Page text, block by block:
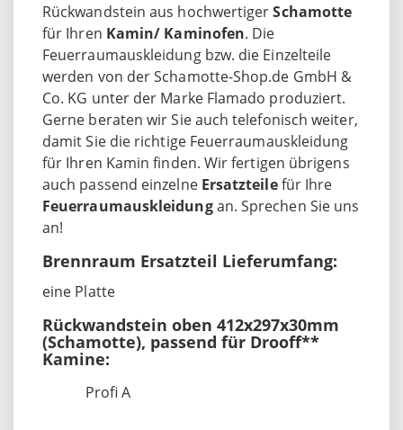
Rückwandstein aus hochwertigerSchamotte
für Ihren Kamin/ Kaminofen. Die
Feuerraumauskleidung bzw. die Einzelteile
werden von der Schamotte-Shop.de GmbH &
Co. KG unter der Marke Flamado produziert.
Gerne beraten wir Sie auch telefonisch weiter,
damit Sie die richtige Feuerraumauskleidung
für Ihren Kamin finden. Wir fertigen übrigens
auch passend einzelne Ersatzteilefür Ihre
Feuerraumauskleidungan. Sprechen Sie uns
an!
Brennraum Ersatzteil Lieferumfang:
eine Platte
Rückwandstein oben 412x297x30mm
(Schamotte), passend für Drooff**
Kamine:
Profi A